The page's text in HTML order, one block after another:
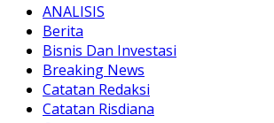
ANALISIS
Berita
Bisnis Dan Investasi
Breaking News
Catatan Redaksi
Catatan Risdiana